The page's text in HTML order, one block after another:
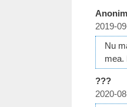
Anonim
2019-
Nu
mea.
???
2020-